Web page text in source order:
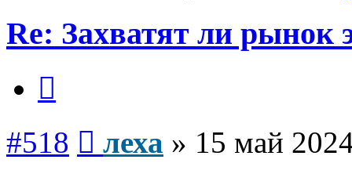
Re: Захватят ли рынок
#518 леха » 15 май